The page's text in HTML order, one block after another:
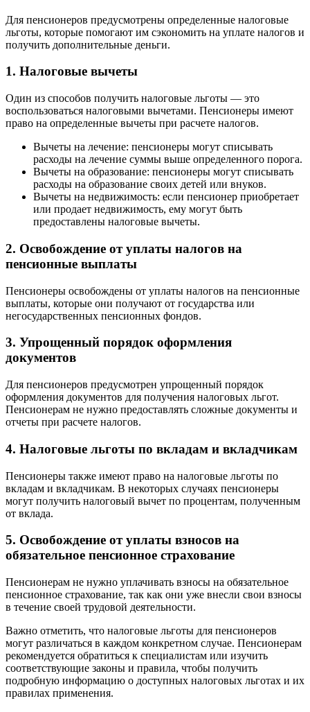
Для пенсионеров предусмотрены определенные налоговые
льготы, которые помогают им сэкономить на уплате налогов и
получить дополнительные деньги.
1. Налоговые вычеты
Один из способов получить налоговые льготы — это
воспользоваться налоговыми вычетами. Пенсионеры имеют
право на определенные вычеты при расчете налогов.
Вычеты на лечение: пенсионеры могут списывать
расходы на лечение суммы выше определенного порога.
Вычеты на образование: пенсионеры могут списывать
расходы на образование своих детей или внуков.
Вычеты на недвижимость: если пенсионер приобретает
или продает недвижимость, ему могут быть
предоставлены налоговые вычеты.
2. Освобождение от уплаты налогов на
пенсионные выплаты
Пенсионеры освобождены от уплаты налогов на пенсионные
выплаты, которые они получают от государства или
негосударственных пенсионных фондов.
3. Упрощенный порядок оформления
документов
Для пенсионеров предусмотрен упрощенный порядок
оформления документов для получения налоговых льгот.
Пенсионерам не нужно предоставлять сложные документы и
отчеты при расчете налогов.
4. Налоговые льготы по вкладам и вкладчикам
Пенсионеры также имеют право на налоговые льготы по
вкладам и вкладчикам. В некоторых случаях пенсионеры
могут получить налоговый вычет по процентам, полученным
от вклада.
5. Освобождение от уплаты взносов на
обязательное пенсионное страхование
Пенсионерам не нужно уплачивать взносы на обязательное
пенсионное страхование, так как они уже внесли свои взносы
в течение своей трудовой деятельности.
Важно отметить, что налоговые льготы для пенсионеров
могут различаться в каждом конкретном случае. Пенсионерам
рекомендуется обратиться к специалистам или изучить
соответствующие законы и правила, чтобы получить
подробную информацию о доступных налоговых льготах и их
правилах применения.